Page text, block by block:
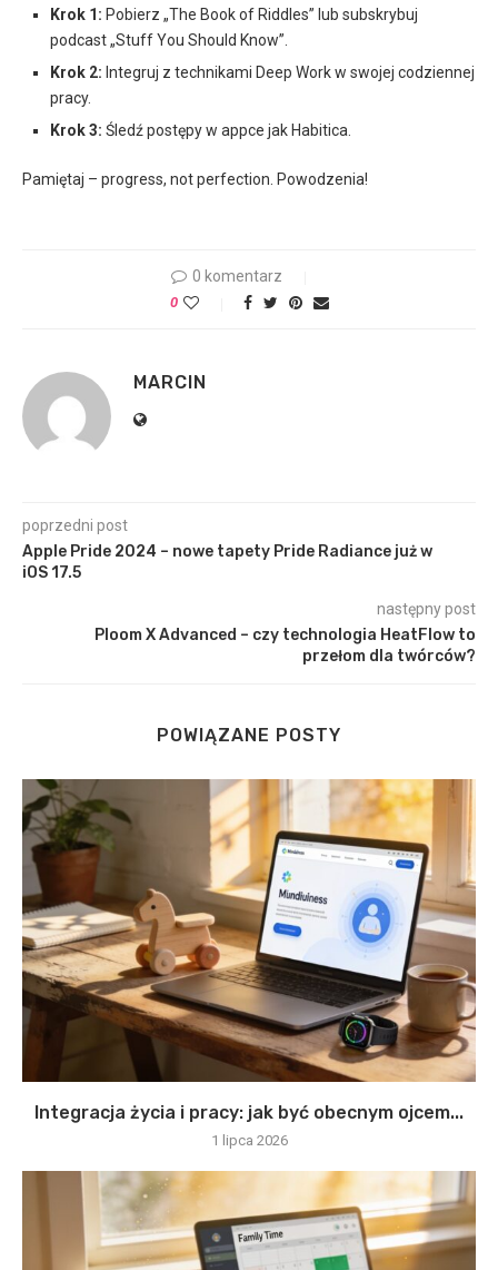
Krok 1: Pobierz „The Book of Riddles” lub subskrybuj
podcast „Stuff You Should Know”.
Krok 2: Integruj z technikami Deep Work w swojej codziennej
pracy.
Krok 3: Śledź postępy w appce jak Habitica.
Pamiętaj – progress, not perfection. Powodzenia!
0 komentarz
0
MARCIN
poprzedni post
Apple Pride 2024 – nowe tapety Pride Radiance już w
iOS 17.5
następny post
Ploom X Advanced – czy technologia HeatFlow to
przełom dla twórców?
POWIĄZANE POSTY
Integracja życia i pracy: jak być obecnym ojcem...
1 lipca 2026